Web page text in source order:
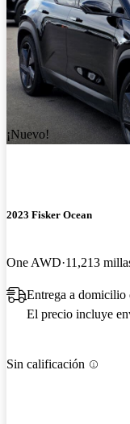
¡Nuevo!
2023 Fisker Ocean
One AWD 11,213
Entrega a
El precio incluye
Sin calificación